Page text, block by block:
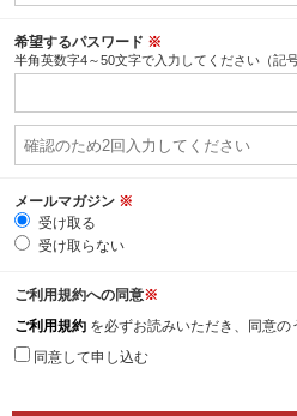
希望するパスワード ※
半角英数字4～50文字で入力してください（記号
メールマガジン ※
受け取る
受け取らない
ご利用規約への同意※
ご利用規約 を必ずお読みいただき、同意の
同意して申し込む